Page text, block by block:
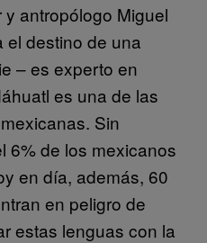
antropólogo Miguel
el destino de una
– es experto en
es una de las
Sin
6% de los mexicanos
en día, además, 60
en peligro de
estas lenguas con la